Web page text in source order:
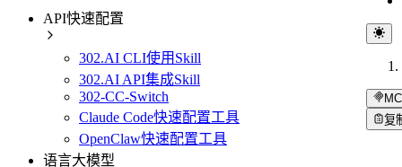
API快速配置
302.AI CLI使用Skill
302.AI API集成Skill
302-CC-Switch
Claude Code快速配置工具
OpenClaw快速配置工具
语言大模型
复